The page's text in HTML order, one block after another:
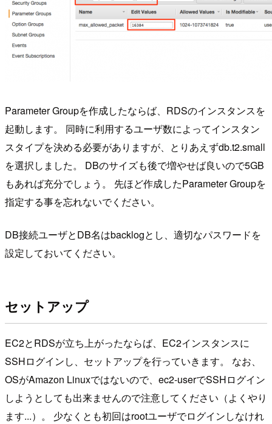
Parameter Groupを作成したならば、RDSのインスタンスを
起動します。 同時に利用するユーザ数によってインスタン
スタイプを決める必要がありますが、とりあえずdb.t2.small
を選択しました。 DBのサイズも後で増やせば良いので5GB
もあれば充分でしょう。 先ほど作成したParameter Groupを
指定する事を忘れないでください。
DB接続ユーザとDB名はbacklogとし、適切なパスワードを
設定しておいてください。
セットアップ
EC2とRDSが立ち上がったならば、EC2インスタンスに
SSHログインし、セットアップを行っていきます。 なお、
OSがAmazon Linuxではないので、ec2-userでSSHログイン
しようとしても出来ませんので注意してください（よくやり
ます...）。 少なくとも初回はrootユーザでログインしなけれ